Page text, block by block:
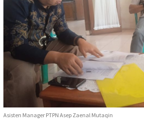
Asisten Manager PTPN Asep Zaenal Mutaqin